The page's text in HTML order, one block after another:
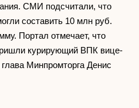
СМИ подсчитали, что
составить 10 млн руб.
Портал отмечает, что
курирующий ВПК вице-
Минпромторга Денис